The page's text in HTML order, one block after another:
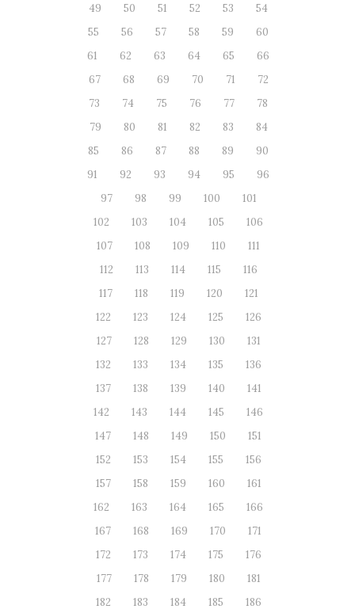
49
50 51 52 53
54
55
56 57 58 59
60
61
62 63 64 65
66
67
68 69 70 71
72
73
74 75 76 77
78
79
80 81 82 83
84
85
86 87 88 89
90
91
92 93 94 95
96
97
98 99 100
101
102
103 104 105
106
107
108 109 110
111
112
113 114 115
116
117
118 119 120
121
122
123 124 125
126
127
128 129 130
131
132
133 134 135
136
137
138 139 140
141
142
143 144 145
146
147
148 149 150
151
152
153 154 155
156
157
158 159 160
161
162
163 164 165
166
167
168 169 170
171
172
173 174 175
176
177
178 179 180
181
182
183 184 185
186